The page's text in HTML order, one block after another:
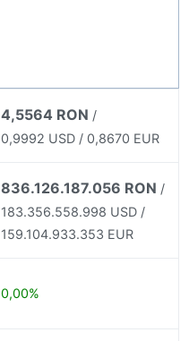
4,5564 RON /
0,9992 USD / 0,8670 EUR
836.126.187.056 RON /
183.356.558.998 USD /
159.104.933.353 EUR
0,00%